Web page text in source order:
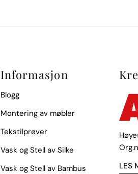
Informasjon
Blogg
Montering av møbler
Tekstilprøver
Vask og Stell av Silke
Vask og Stell av Bambus
LES